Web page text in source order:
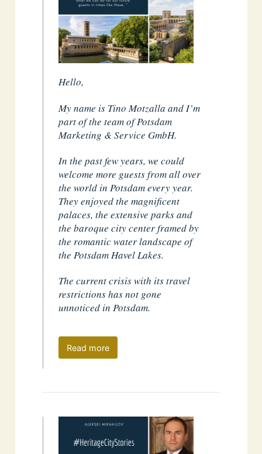
Hello,
My name is Tino Motzalla and I’m
part of the team of Potsdam
Marketing & Service GmbH.
In the past few years, we could
welcome more guests from all over
the world in Potsdam every year.
They enjoyed the magnificent
palaces, the extensive parks and
the baroque city center framed by
the romantic water landscape of
the Potsdam Havel Lakes.
The current crisis with its travel
restrictions has not gone
unnoticed in Potsdam.
Read more